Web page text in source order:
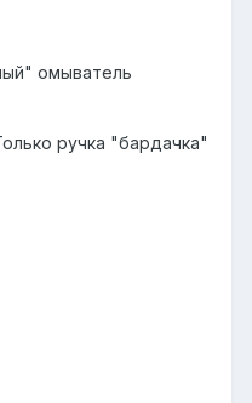
омыватель
ручка "бардачка"